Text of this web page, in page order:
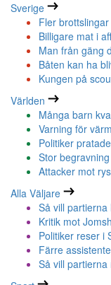
Sverige
Fler
Billigare mat i
Man från gäng
Båten kan ha
Kungen på
Världen
Många barn
Varning för
Politiker
Stor
Attacker mot
Alla Väljare
Så vill
Kritik mot
Politiker reser i
Färre
Så vill